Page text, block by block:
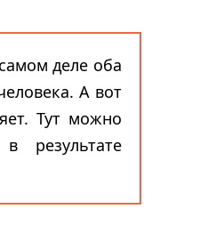
деле оба
А вот
Тут можно